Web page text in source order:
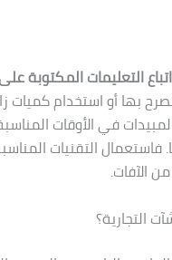
التعليمات المكتوبة
بها أو استخدام كميات
في الأوقات
فاستعمال التقنيات
الآفات.
التجارية؟